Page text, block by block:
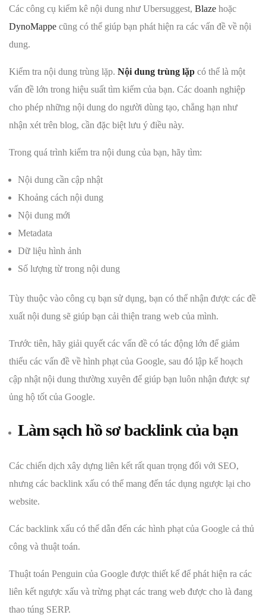
Các công cụ kiểm kê nội dung như Ubersuggest, Blaze hoặc
DynoMappe cũng có thể giúp bạn phát hiện ra các vấn đề về nội
dung.
Kiểm tra nội dung trùng lặp. Nội dung trùng lặp có thể là một
vấn đề lớn trong hiệu suất tìm kiếm của bạn. Các doanh nghiệp
cho phép những nội dung do người dùng tạo, chẳng hạn như
nhận xét trên blog, cần đặc biệt lưu ý điều này.
Trong quá trình kiểm tra nội dung của bạn, hãy tìm:
Nội dung cần cập nhật
Khoảng cách nội dung
Nội dung mới
Metadata
Dữ liệu hình ảnh
Số lượng từ trong nội dung
Tùy thuộc vào công cụ bạn sử dụng, bạn có thể nhận được các đề
xuất nội dung sẽ giúp bạn cải thiện trang web của mình.
Trước tiên, hãy giải quyết các vấn đề có tác động lớn để giảm
thiểu các vấn đề về hình phạt của Google, sau đó lập kế hoạch
cập nhật nội dung thường xuyên để giúp bạn luôn nhận được sự
ủng hộ tốt của Google.
Làm sạch hồ sơ backlink của bạn
Các chiến dịch xây dựng liên kết rất quan trọng đối với SEO,
nhưng các backlink xấu có thể mang đến tác dụng ngược lại cho
website.
Các backlink xấu có thể dẫn đến các hình phạt của Google cả thủ
công và thuật toán.
Thuật toán Penguin của Google được thiết kế để phát hiện ra các
liên kết ngược xấu và trừng phạt các trang web được cho là đang
thao túng SERP.